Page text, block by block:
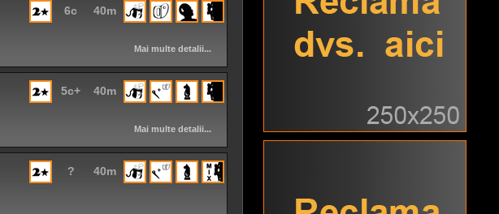
40m
6c
Mai multe detalii...
40m
5c+
Mai multe detalii...
40m
?